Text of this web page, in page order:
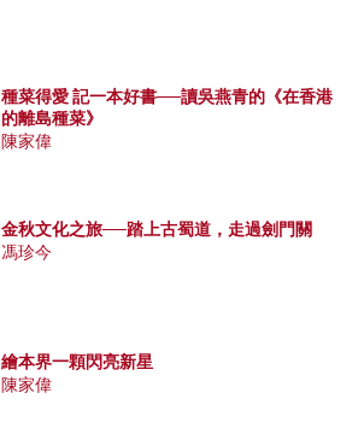
種菜得愛 記一本好書──讀吳燕青的《在香港
的離島種菜》
陳家偉
金秋文化之旅──踏上古蜀道，走過劍門關
馮珍今
繪本界一顆閃亮新星
陳家偉